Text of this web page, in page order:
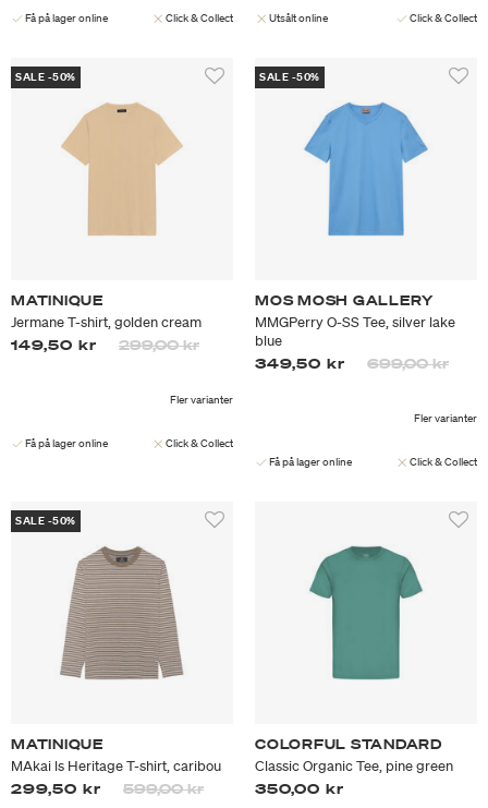
Få på lager online Click & Collect Utsålt online Click & Collect
SALE -50%
MATINIQUE
Jermane T-shirt, golden cream
149,50 kr
Priset är nedsatt från
299,00 krtill
Fler varianter
Få på lager online Click & Collect
SALE -50%
MOS MOSH GALLERY
MMGPerry O-SS Tee, silver lake
blue
349,50 kr
Priset är
699,00 krtill
Fler varianter
Få på lager online Click & Collect
SALE -50%
MATINIQUE
MAkai ls Heritage T-shirt, caribou
299,50 kr
Priset är nedsatt från
599,00 krtill
COLORFUL STANDARD
Classic Organic Tee, pine green
350,00 kr